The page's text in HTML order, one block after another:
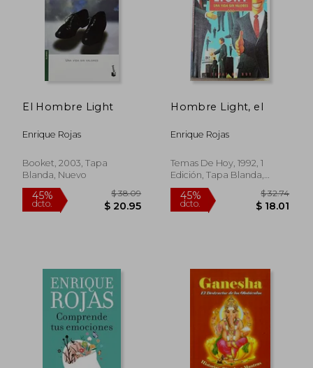
45% 45%
El Hombre Light
Enrique Rojas
Booket, 2003, Tapa
Blanda, Nuevo
Hombre Light, el
Enrique Rojas
Temas De Hoy, 1992, 1
Edición, Tapa Blanda,
Usado